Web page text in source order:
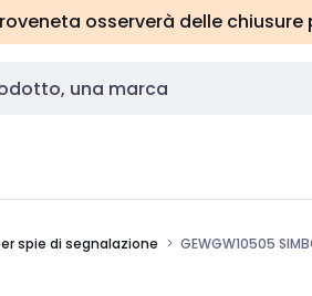
osserverà delle chiusure
spie di segnalazione GEWGW10505